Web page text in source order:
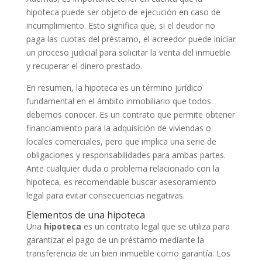
hipoteca puede ser objeto de ejecución en caso de
incumplimiento. Esto significa que, si el deudor no
paga las cuotas del préstamo, el acreedor puede iniciar
un proceso judicial para solicitar la venta del inmueble
y recuperar el dinero prestado.
En resumen, la hipoteca es un término jurídico
fundamental en el ámbito inmobiliario que todos
debemos conocer. Es un contrato que permite obtener
financiamiento para la adquisición de viviendas o
locales comerciales, pero que implica una serie de
obligaciones y responsabilidades para ambas partes.
Ante cualquier duda o problema relacionado con la
hipoteca, es recomendable buscar asesoramiento
legal para evitar consecuencias negativas.
Elementos de una hipoteca
Una hipoteca es un contrato legal que se utiliza para
garantizar el pago de un préstamo mediante la
transferencia de un bien inmueble como garantía. Los